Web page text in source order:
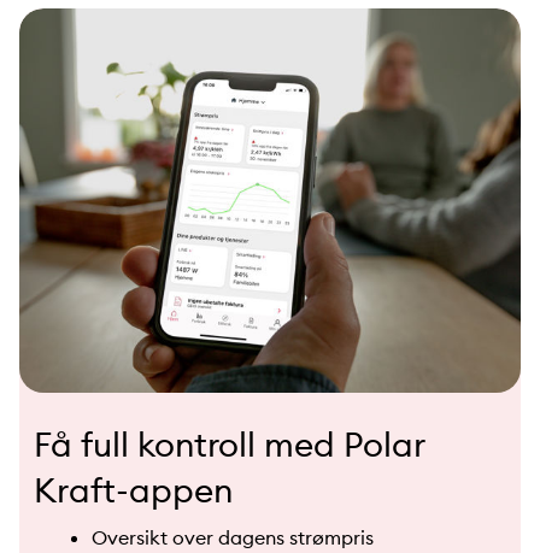
Få full kontroll med Polar
Kraft-appen
Oversikt over dagens strømpris